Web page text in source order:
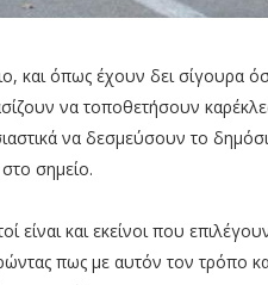
και όπως έχουν δει σίγουρα
να τοποθετήσουν
να δεσμεύσουν το
σημείο.
είναι και εκείνοι που
πως με αυτόν τον τρόπο